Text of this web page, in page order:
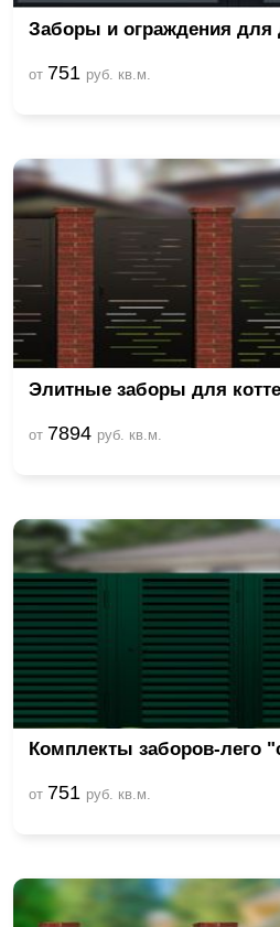
Заборы и ограждения для
от 751 руб. кв.м.
Элитные заборы для
от 7894 руб. кв.м.
Комплекты заборов-лего
от 751 руб. кв.м.